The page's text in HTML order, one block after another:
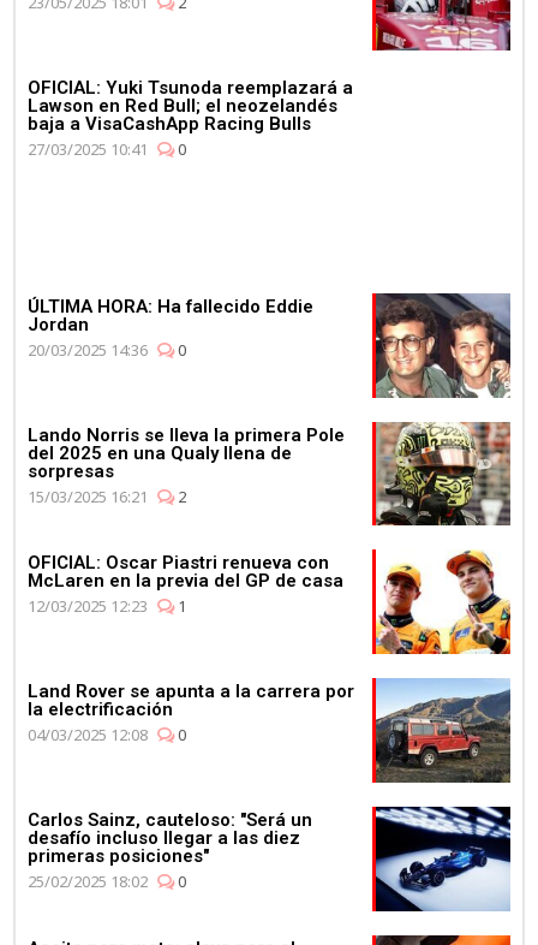
OFICIAL: Yuki Tsunoda reemplazará a
Lawson en Red Bull; el neozelandés
baja a VisaCashApp Racing Bulls
27/03/2025 10:41
0
ÚLTIMA HORA: Ha fallecido Eddie
Jordan
20/03/2025 14:36
0
Lando Norris se lleva la primera Pole
del 2025 en una Qualy llena de
sorpresas
15/03/2025 16:21
2
OFICIAL: Oscar Piastri renueva con
McLaren en la previa del GP de casa
12/03/2025 12:23
1
Land Rover se apunta a la carrera por
la electrificación
04/03/2025 12:08
0
Carlos Sainz, cauteloso: "Será un
desafío incluso llegar a las diez
primeras posiciones"
25/02/2025 18:02
0